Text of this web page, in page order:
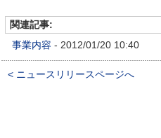
関連記事:
事業内容 - 2012/01/20 10:40
< ニュースリリースページへ